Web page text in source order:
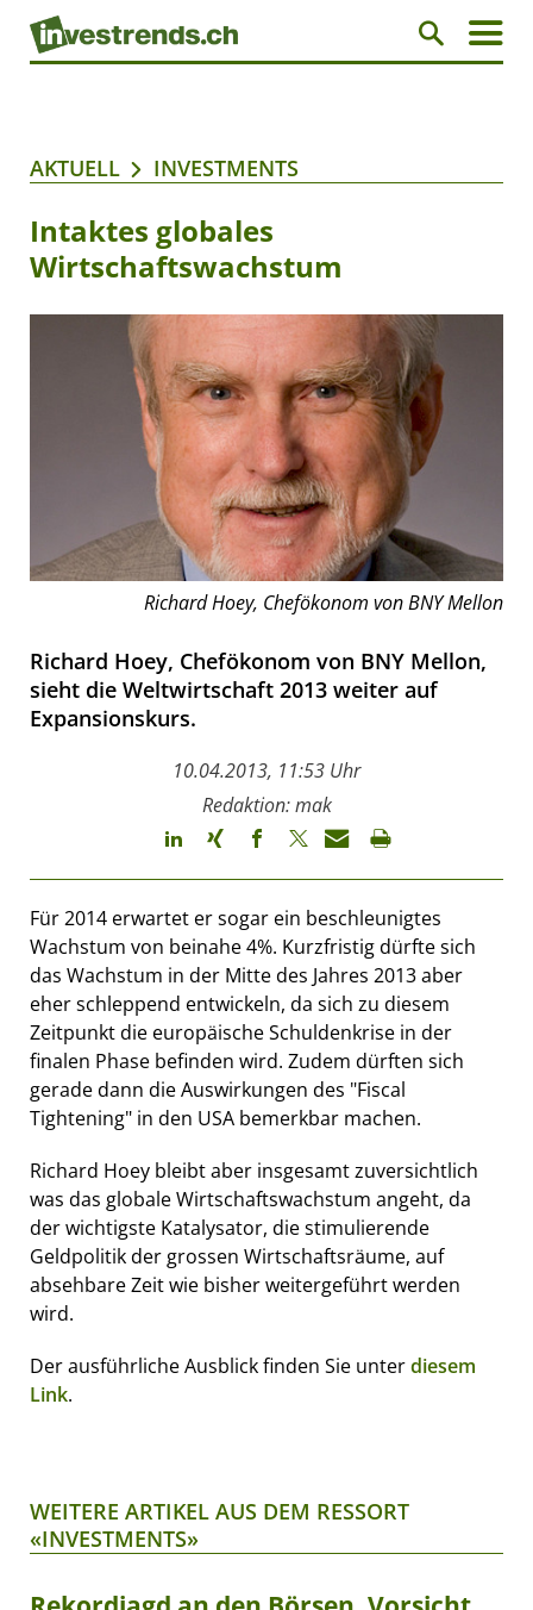
AKTUELL INVESTMENTS
Intaktes globales
Wirtschaftswachstum
Richard Hoey, Chefökonom von BNY Mellon
Richard Hoey, Chefökonom von BNY Mellon,
sieht die Weltwirtschaft 2013 weiter auf
Expansionskurs.
10.04.2013, 11:53 Uhr
Redaktion: mak
Für 2014 erwartet er sogar ein beschleunigtes
Wachstum von beinahe 4%. Kurzfristig dürfte sich
das Wachstum in der Mitte des Jahres 2013 aber
eher schleppend entwickeln, da sich zu diesem
Zeitpunkt die europäische Schuldenkrise in der
finalen Phase befinden wird. Zudem dürften sich
gerade dann die Auswirkungen des "Fiscal
Tightening" in den USA bemerkbar machen.
Richard Hoey bleibt aber insgesamt zuversichtlich
was das globale Wirtschaftswachstum angeht, da
der wichtigste Katalysator, die stimulierende
Geldpolitik der grossen Wirtschaftsräume, auf
absehbare Zeit wie bisher weitergeführt werden
wird.
Der ausführliche Ausblick finden Sie unterdiesem
Link.
WEITERE ARTIKEL AUS DEM RESSORT
«INVESTMENTS»